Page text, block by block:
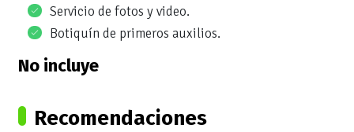
Servicio de fotos y video.
Botiquín de primeros auxilios.
No incluye
Recomendaciones